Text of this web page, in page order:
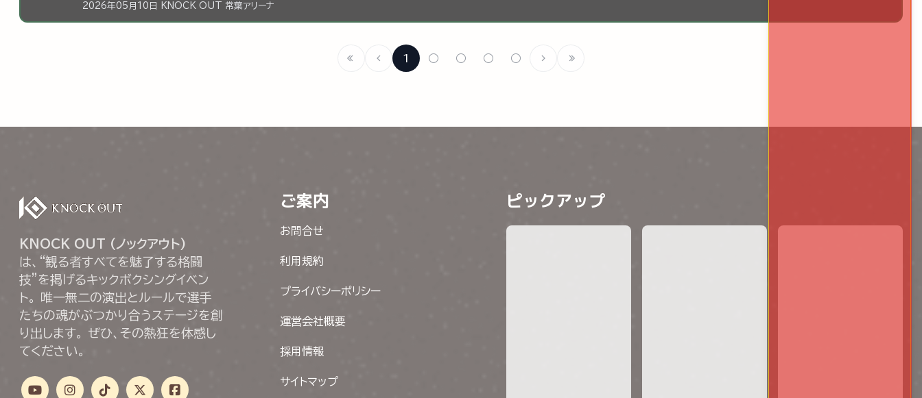
2026年05月10日 KNOCK OUT 常葉アリーナ
1 ○ ○ ○ ○
KNOCK OUT (ノックアウト)
は、“観る者すべてを魅了する格闘
技”を掲げるキックボクシングイベン
ト。 唯一無二の演出とルールで選手
たちの魂がぶつかり合うステージを創
り出します。 ぜひ、その熱狂を体感し
てください。
ご案内
お問合せ
利用規約
プライバシーポリシー
運営会社概要
採用情報
サイトマップ
ピックアップ